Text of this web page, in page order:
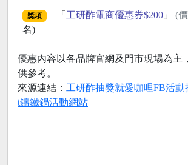
獎項 「 工研酢電商優惠券$200」 (
名)
優惠內容以各品牌官網及門市現場為主
供參考。
來源連結： 工研酢抽獎就愛咖哩FB活動
t鑄鐵鍋活動網站